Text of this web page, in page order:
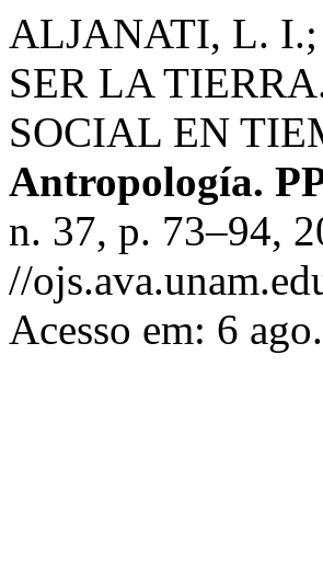
ALJANATI, L.
SER LA
SOCIAL EN
Antropología.
n. 37, p. 73–94,
//
Acesso em: 6